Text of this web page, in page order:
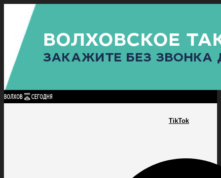
TikTok
Найти:
ГЛАВНАЯ ПОЛИТИКАПРОИСШЕСТВИЯ ПРОКУРАТУРАСПОРТ
ПОЛИТИКА
КУЛЬТУРА
ПОСЕЛЕНИЯ